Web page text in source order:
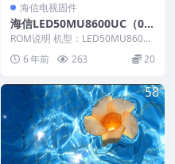
海信电视固件
海信LED50MU8600UC（00
00）BOM1官方原厂USB刷
机电视固件包
ROM说明 机型：LED50MU8600
UC 固件版本：（0000） BOM：
1... 6 年前 263 20